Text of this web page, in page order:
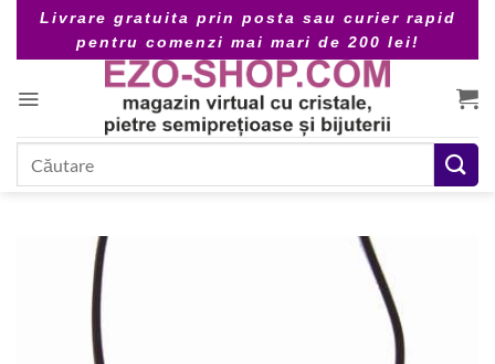
content
Livrare gratuita prin posta sau curier rapid
pentru comenzi mai mari de 200 lei!